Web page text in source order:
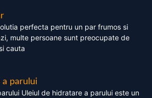
perfecta pentru un par frumos si
multe persoane sunt preocupate de
cauta
a parului
Uleiul de hidratare a parului este un